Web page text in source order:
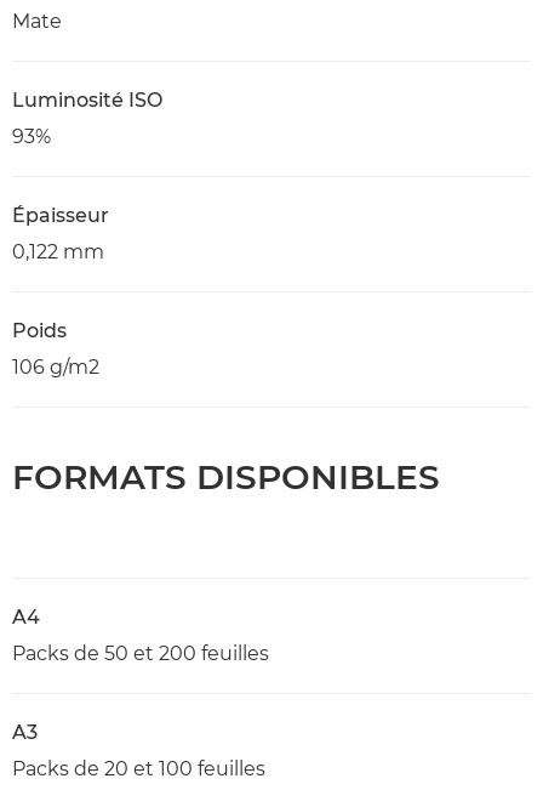
Mate
Luminosité ISO
93%
Épaisseur
0,122 mm
Poids
106 g/m2
FORMATS DISPONIBLES
A4
Packs de 50 et 200 feuilles
A3
Packs de 20 et 100 feuilles